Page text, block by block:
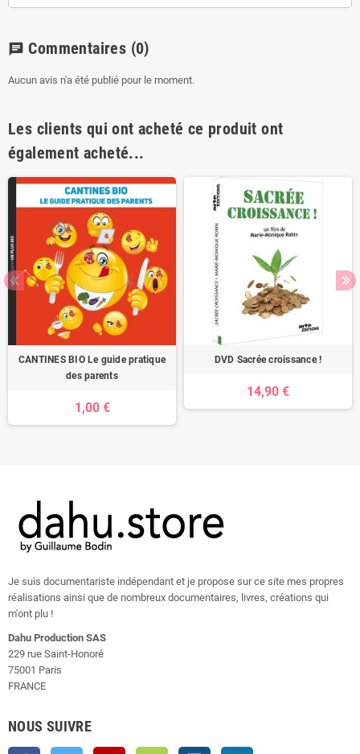
chat Commentaires (0)
Aucun avis n'a été publié pour le moment.
Les clients qui ont acheté ce produit ont
également acheté...
CANTINES BIO Le guide pratique
des parents
1,00 €
DVD Sacrée croissance !
14,90 €
Je suis documentariste indépendant et je propose sur ce site mes propres
réalisations ainsi que de nombreux documentaires, livres, créations qui
m'ont plu !
Dahu Production SAS
229 rue Saint-Honoré
75001 Paris
FRANCE
NOUS SUIVRE